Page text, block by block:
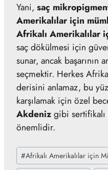
Yani, saç
Amerikalılar için
Afrikalı Amerikalılar
saç dökülmesi için
sunar, ancak başarının
seçmektir. Herkes
derisini anlamaz, bu
karşılamak için özel
Akdenizgibi sertifikalı
önemlidir.
Post
Tags:
#Afrikalı Amerikalılar için